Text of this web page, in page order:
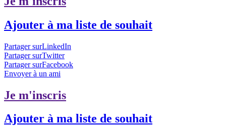
Ajouter à ma liste de souhait
Partager surLinkedIn
Partager surTwitter
Partager surFacebook
Envoyer à un ami
Je m'inscris
Ajouter à ma liste de souhait